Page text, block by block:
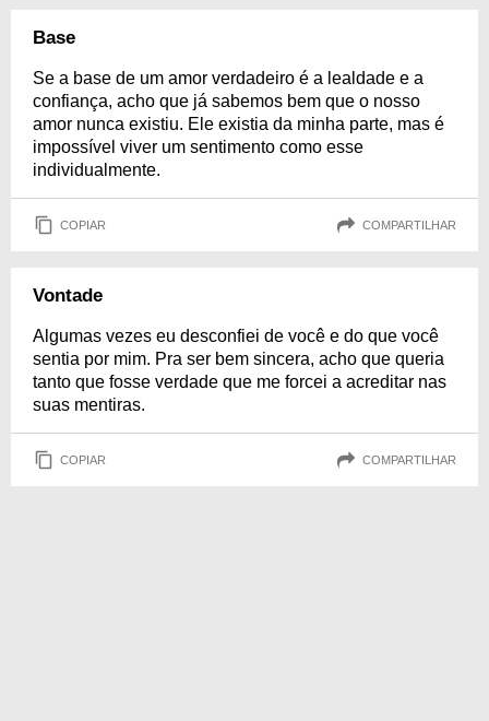
Base
Se a base de um amor verdadeiro é a lealdade e a
confiança, acho que já sabemos bem que o nosso
amor nunca existiu. Ele existia da minha parte, mas é
impossível viver um sentimento como esse
individualmente.
COPIAR COMPARTILHAR
Vontade
Algumas vezes eu desconfiei de você e do que você
sentia por mim. Pra ser bem sincera, acho que queria
tanto que fosse verdade que me forcei a acreditar nas
suas mentiras.
COPIAR COMPARTILHAR